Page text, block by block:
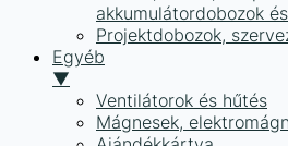
akkumulátordobozok
Projektdobozok,
Egyéb
▼
Ventilátorok és hűtés
Mágnesek,